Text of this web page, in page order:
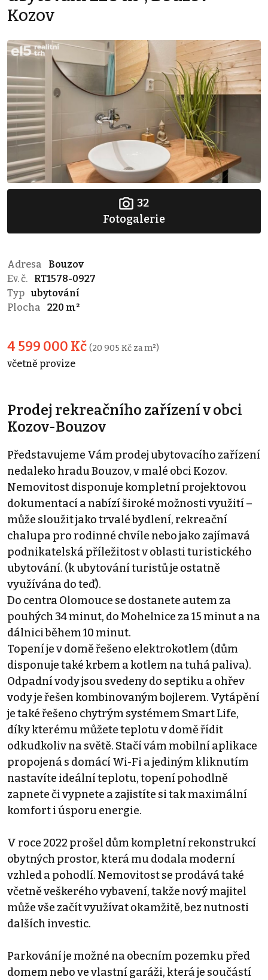
Kozov
32
Fotogalerie
Adresa
Bouzov
Ev. č.
RT1578-0927
Typ ubytování
Plocha
220 m²
4 599 000 Kč (20 905 Kč za m²)
včetně provize
Prodej rekreačního zařízení v obci
Kozov-Bouzov
Představujeme Vám prodej ubytovacího zařízení
nedaleko hradu Bouzov, v malé obci Kozov.
Nemovitost disponuje kompletní projektovou
dokumentací a nabízí široké možnosti využití –
může sloužit jako trvalé bydlení, rekreační
chalupa pro rodinné chvíle nebo jako zajímavá
podnikatelská příležitost v oblasti turistického
ubytování. (k ubytování turistů je ostatně
využívána do teď).
Do centra Olomouce se dostanete autem za
pouhých 34 minut, do Mohelnice za 15 minut a na
dálnici během 10 minut.
Topení je v domě řešeno elektrokotlem (dům
disponuje také krbem a kotlem na tuhá paliva).
Odpadní vody jsou svedeny do septiku a ohřev
vody je řešen kombinovaným bojlerem. Vytápění
je také řešeno chytrým systémem Smart Life,
díky kterému můžete teplotu v domě řídit
odkudkoliv na světě. Stačí vám mobilní aplikace
propojená s domácí Wi-Fi a jediným kliknutím
nastavíte ideální teplotu, topení pohodlně
zapnete či vypnete a zajistíte si tak maximální
komfort i úsporu energie.
V roce 2022 prošel dům kompletní rekonstrukcí
obytných prostor, která mu dodala moderní
vzhled a pohodlí. Nemovitost se prodává také
včetně veškerého vybavení, takže nový majitel
může vše začít využívat okamžitě, bez nutnosti
dalších investic.
Parkování je možné na obecním pozemku před
domem nebo ve vlastní garáži, která je součástí